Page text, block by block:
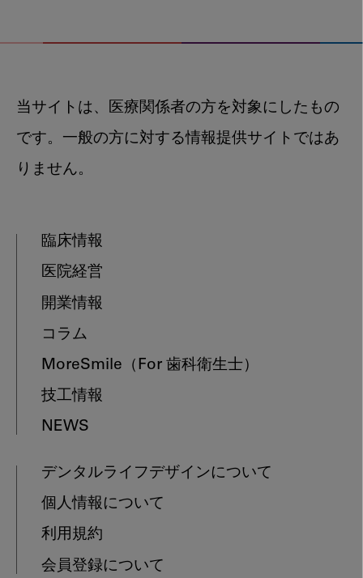
当サイトは、医療関係者の方を対象にしたもの
です。一般の方に対する情報提供サイトではあ
りません。
臨床情報
医院経営
開業情報
コラム
MoreSmile （For 歯科衛生士）
技工情報
NEWS
デンタルライフデザインについて
個人情報について
利用規約
会員登録について